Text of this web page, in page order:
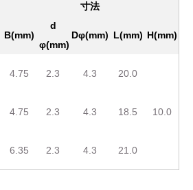
寸法
B(mm)
d
φ(mm)
Dφ(mm) L(mm) H(mm)
4.75 2.3 4.3 20.0
10.0
4.75 2.3 4.3 18.5
6.35 2.3 4.3 21.0